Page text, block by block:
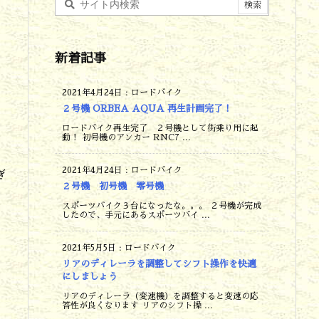
新着記事
2021年4月24日 : ロードバイク
２号機 ORBEA AQUA 再生計画完了！
ロードバイク再生完了 ２号機として街乗り用に起
動！ 初号機のアンカー RNC7 ...
2021年4月24日 : ロードバイク
２号機 初号機 零号機
スポーツバイク３台になったな。。。 ２号機が完成
したので、手元にあるスポーツバイ ...
2021年5月5日 : ロードバイク
リアのディレーラを調整してシフト操作を快適
にしましょう
リアのディレーラ（変速機）を調整すると変速の応
答性が良くなります リアのシフト操 ...